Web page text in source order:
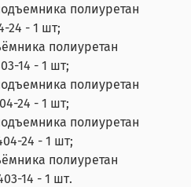
полиуретан
24 - 1 шт;
полиуретан
14 - 1 шт;
полиуретан
24 - 1 шт;
полиуретан
24 - 1 шт;
полиуретан
14 - 1 шт.